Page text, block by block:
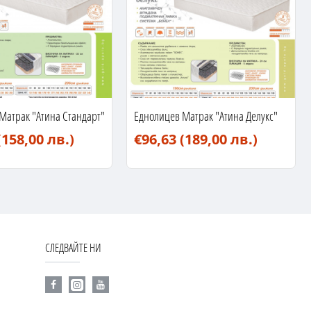
"Атина Стандарт"
лв.)
Еднолицев Матрак "Атина Делукс"
€96,63(189,00 лв.)
СЛЕДВАЙТЕ НИ